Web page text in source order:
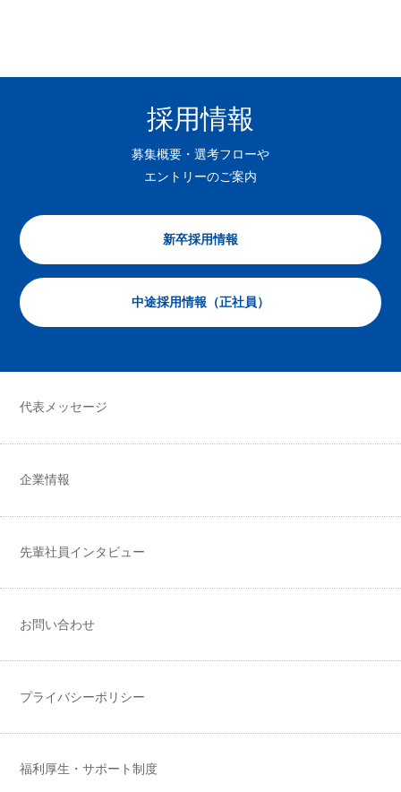
採用情報
募集概要・選考フローや
エントリーのご案内
新卒採用情報
中途採用情報（正社員）
代表メッセージ
企業情報
先輩社員インタビュー
お問い合わせ
プライバシーポリシー
福利厚生・サポート制度